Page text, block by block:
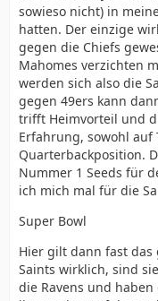
sowieso nicht) in
hatten. Der einzige
gegen die Chiefs
Mahomes verzichten
werden sich also die
gegen 49ers kann
trifft Heimvorteil und
Erfahrung, sowohl auf
Quarterbackposition.
Nummer 1 Seeds für
ich mich mal für die
Super Bowl
Hier gilt dann fast das
Saints wirklich, sind
die Ravens und